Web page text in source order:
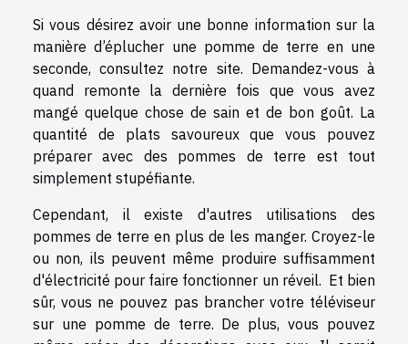
Si vous désirez avoir une bonne information sur la
manière d’éplucher une pomme de terre en une
seconde, consultez notre site. Demandez-vous à
quand remonte la dernière fois que vous avez
mangé quelque chose de sain et de bon goût. La
quantité de plats savoureux que vous pouvez
préparer avec des pommes de terre est tout
simplement stupéfiante.
Cependant, il existe d'autres utilisations des
pommes de terre en plus de les manger. Croyez-le
ou non, ils peuvent même produire suffisamment
d'électricité pour faire fonctionner un réveil. Et bien
sûr, vous ne pouvez pas brancher votre téléviseur
sur une pomme de terre. De plus, vous pouvez